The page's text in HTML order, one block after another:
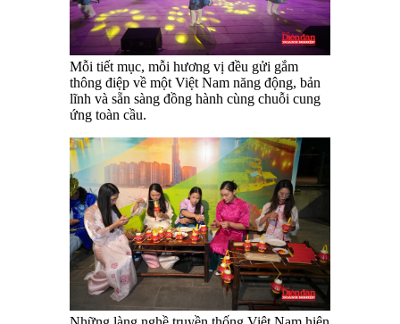
Mỗi tiết mục, mỗi hương vị đều gửi gắm
thông điệp về một Việt Nam năng động, bản
lĩnh và sẵn sàng đồng hành cùng chuỗi cung
ứng toàn cầu.